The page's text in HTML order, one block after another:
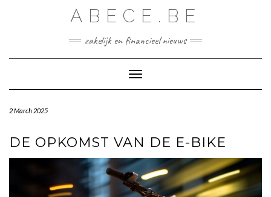
ABECE.BE
zakelijk en financieel nieuws
Toggle Navigation
2 March 2025
DE OPKOMST VAN DE E-BIKE